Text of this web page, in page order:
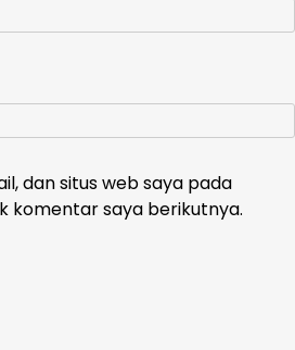
dan situs web saya pada
komentar saya berikutnya.